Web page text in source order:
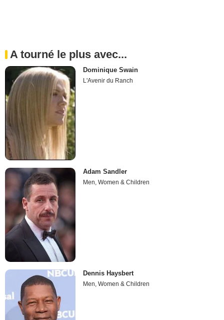
A tourné le plus avec...
Dominique Swain
L'Avenir du Ranch
Adam Sandler
Men, Women & Children
Dennis Haysbert
Men, Women & Children